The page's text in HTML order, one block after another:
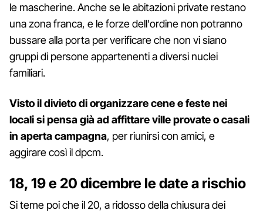
le mascherine. Anche se le abitazioni private restano
una zona franca, e le forze dell'ordine non potranno
bussare alla porta per verificare che non vi siano
gruppi di persone appartenenti a diversi nuclei
familiari.
Visto il divieto di organizzare cene e feste nei
locali si pensa già ad affittare ville provate o casali
in aperta campagna, per riunirsi con amici, e
aggirare così il dpcm.
18, 19 e 20 dicembre le date a rischio
Si teme poi che il 20, a ridosso della chiusura dei